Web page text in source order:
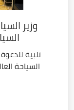
وزير
تلبية
السياحة